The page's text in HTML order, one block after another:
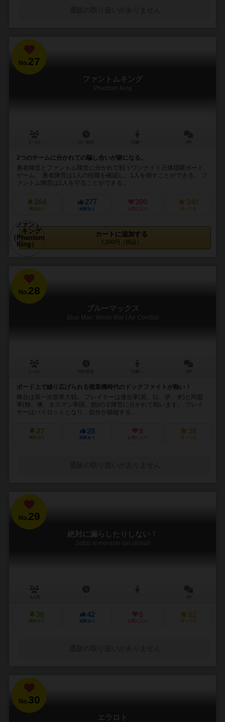
No.27
ファントムキング
Phantom King
2つのチームに分かれての騙し合いが癖になる。
勇者陣営とファントム陣営に分かれて戦うワンナイト正体隠匿ボード
ゲーム。 勇者陣営は1人の役職を確認し、1人を倒すことができる。 フ
ァントム陣営は1人を守ることができる...
264
興味あり
277
経験あり
200
お気に入り
340
持ってる
カートに追加する
1,500円（税込）
No.28
ブルーマックス
Blue Max: World War I Air Combat
ボード上で繰り広げられる複葉機時代のドックファイトが熱い！
舞台は第一次世界大戦。 プレイヤーは連合軍(英、仏、伊、米)と同盟
軍(独、墺、オスマン帝国、勃)の２陣営に分かれて戦います。 プレイ
ヤーはパイロットとなり、自分が操縦する...
27
興味あり
28
経験あり
8
お気に入り
38
持ってる
No.29
絶対に漏らしたりしない！
Zettai ni morashi tari shinai!
36
興味あり
42
経験あり
6
お気に入り
52
持ってる
No.30
エラロト